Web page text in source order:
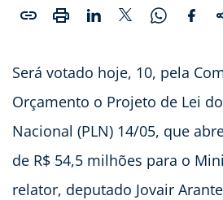
Será votado hoje, 10, pela
Orçamento o Projeto de Lei
Nacional (PLN) 14/05, que
de R$ 54,5 milhões para o
relator, deputado Jovair